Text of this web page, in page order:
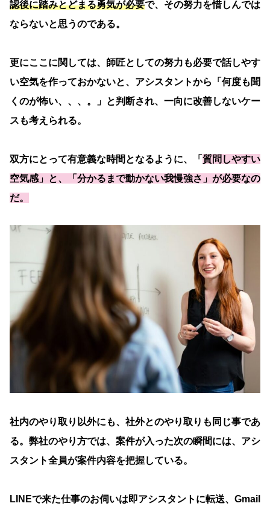
認後に踏みとどまる勇気が必要で、その努力を惜しんでは
ならないと思うのである。
更にここに関しては、師匠としての努力も必要で話しやす
い空気を作っておかないと、アシスタントから「何度も聞
くのが怖い、、、。」と判断され、一向に改善しないケー
スも考えられる。
双方にとって有意義な時間となるように、「 質問しやすい
空気感」と、「分かるまで動かない我慢強さ」が必要なの
だ。
社内のやり取り以外にも、社外とのやり取りも同じ事であ
る。弊社のやり方では、案件が入った次の瞬間には、アシ
スタント全員が案件内容を把握している。
LINEで来た仕事のお伺いは即アシスタントに転送、Gmail